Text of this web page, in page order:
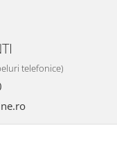
telefonice)